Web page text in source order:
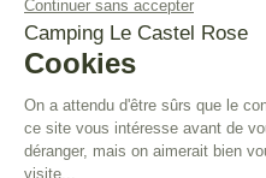
Longitude :